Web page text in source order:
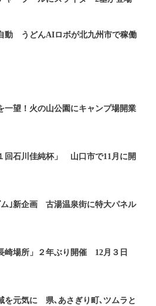
動 うどんAIロボが北九州市で稼働
一望！火の山公園にキャンプ場開業
回石川佳純杯」 山口市で11月に開
ム｣新企画 古湯温泉街に特大パネル
崎場所」２年ぶり開催 12月３日
を元気に 県､あさぎり町､ツムラと